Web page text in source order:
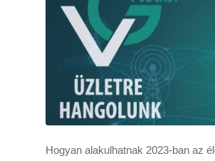
Hogyan alakulhatnak 2023-ban az